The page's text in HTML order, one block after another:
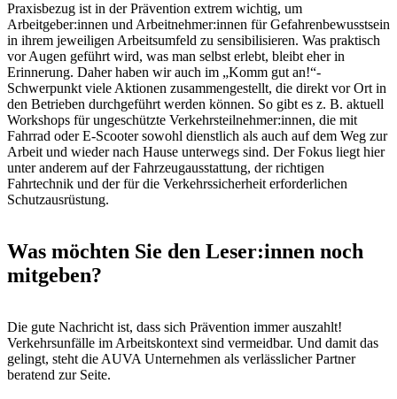
Praxisbezug ist in der Prävention extrem wichtig, um
Arbeitgeber:innen und Arbeitnehmer:innen für Gefahrenbewusstsein
in ihrem jeweiligen Arbeitsumfeld zu sensibilisieren. Was praktisch
vor Augen geführt wird, was man selbst erlebt, bleibt eher in
Erinnerung. Daher haben wir auch im „Komm gut an!“-
Schwerpunkt viele Aktionen zusammengestellt, die direkt vor Ort in
den Betrieben durchgeführt werden können. So gibt es z. B. aktuell
Workshops für ungeschützte Verkehrsteilnehmer:innen, die mit
Fahrrad oder E-Scooter sowohl dienstlich als auch auf dem Weg zur
Arbeit und wieder nach Hause unterwegs sind. Der Fokus liegt hier
unter anderem auf der Fahrzeugausstattung, der richtigen
Fahrtechnik und der für die Verkehrssicherheit erforderlichen
Schutzausrüstung.
Was möchten Sie den Leser:innen noch
mitgeben?
Die gute Nachricht ist, dass sich Prävention immer auszahlt!
Verkehrsunfälle im Arbeitskontext sind vermeidbar. Und damit das
gelingt, steht die AUVA Unternehmen als verlässlicher Partner
beratend zur Seite.